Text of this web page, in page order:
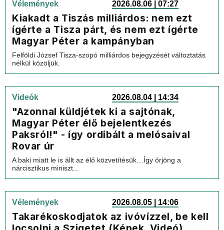
Vélemények 2026.08.06 | 07:27
Kiakadt a Tiszás milliárdos: nem ezt
ígérte a Tisza párt, és nem ezt ígérte
Magyar Péter a kampányban
Felföldi József Tisza-szopó milliárdos bejegyzését változtatás
nélkül közöljük.
Videók 2026.08.04 | 14:34
"Azonnal küldjétek ki a sajtónak,
Magyar Péter élő bejelentkezés
Paksról!" - így ordibált a melósaival
Rovar úr
A baki miatt le is állt az élő közvetítésük…Így őrjöng a
nárcisztikus miniszt...
Vélemények 2026.08.05 | 14:06
Takarékoskodjatok az ivóvízzel, be kell